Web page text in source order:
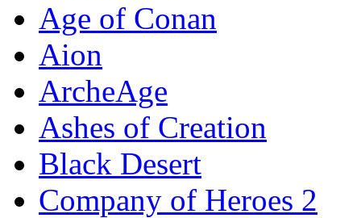
Age of Conan
Aion
ArcheAge
Ashes of Creation
Black Desert
Company of Heroes 2